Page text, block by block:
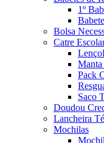
1º
Bolsa
Catre
Manta
Pack
Saco
Doudou
Lancheira
Mochilas